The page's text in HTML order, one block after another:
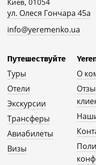
Киев, 01054
ул. Олеся Гончара 45а
info@yeremenko.ua
Путешествуйте
Туры
Отели
Экскурсии
Трансферы
Авиабилеты
Визы
О